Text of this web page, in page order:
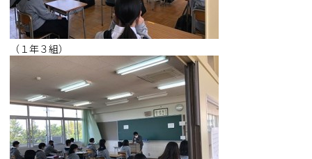
（１年３組）